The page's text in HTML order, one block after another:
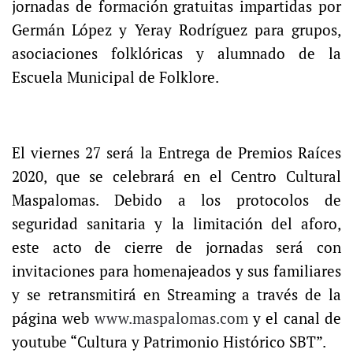
jornadas de formación gratuitas impartidas por
Germán López y Yeray Rodríguez para grupos,
asociaciones folklóricas y alumnado de la
Escuela Municipal de Folklore.
El viernes 27 será la Entrega de Premios Raíces
2020, que se celebrará en el Centro Cultural
Maspalomas. Debido a los protocolos de
seguridad sanitaria y la limitación del aforo,
este acto de cierre de jornadas será con
invitaciones para homenajeados y sus familiares
y se retransmitirá en Streaming a través de la
página web www.maspalomas.comy el canal de
youtube “Cultura y Patrimonio Histórico SBT”.